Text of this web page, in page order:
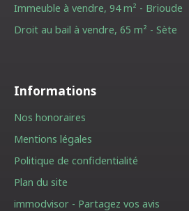
Immeuble à vendre, 94 m² - Brioude
Droit au bail à vendre, 65 m² - Sète
Informations
Nos honoraires
Mentions légales
Politique de confidentialité
Plan du site
immodvisor - Partagez vos avis